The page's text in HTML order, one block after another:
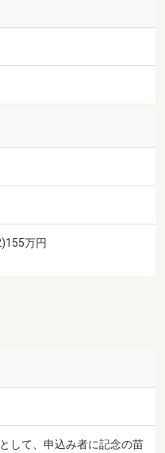
万円
して、申込み者に記念の苗